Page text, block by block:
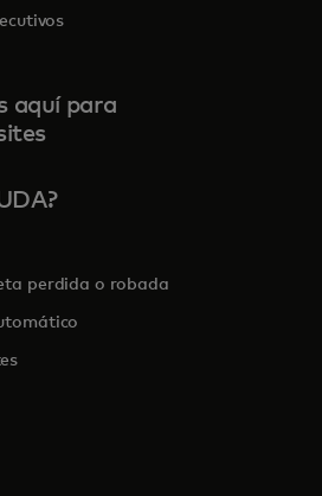
aquí para
perdida o robada